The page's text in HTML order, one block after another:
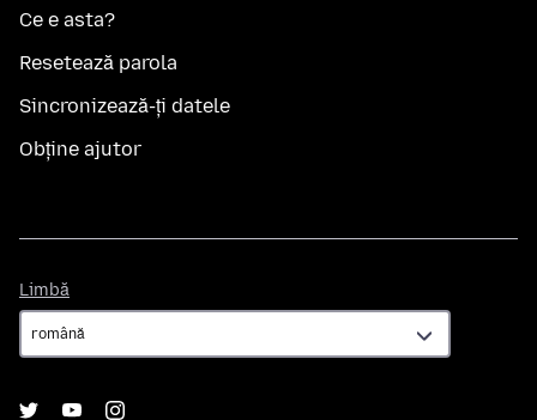
Ce e asta?
Resetează parola
Sincronizează-ți datele
Obține ajutor
Limbă